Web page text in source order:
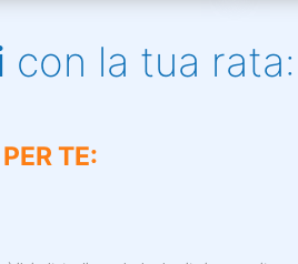
con la tua rata:
TE: